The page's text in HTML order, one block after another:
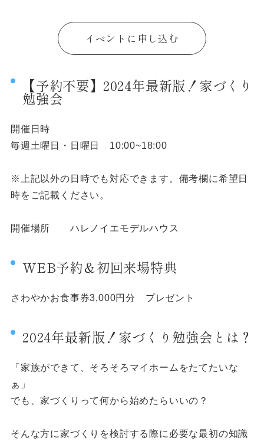
イベントに申し込む
【予約不要】2024年最新版！家づくり
勉強会
開催日時
毎週土曜日・日曜日 10:00~18:00
※上記以外の日時でも対応できます。備考欄に希望日
時をご記載ください。
開催場所 ハレノイエモデルハウス
WEB予約＆初回来場特典
さわやかお食事券3,000円分 プレゼント
2024年最新版！家づくり勉強会とは？
「家族ができて、そろそろマイホームをたてたいな
ぁ」
でも、家づくりって何から始めたらいいの？
そんな方に家づくりを検討する際に必要な最初の知識